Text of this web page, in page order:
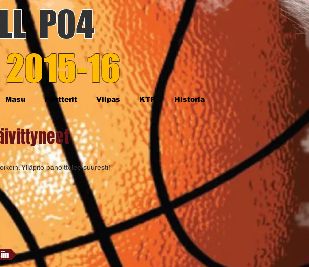
P04
2015-16
Masu Pantterit Vilpas KTP Historia
Ylläpito pahoittelee suuresti!